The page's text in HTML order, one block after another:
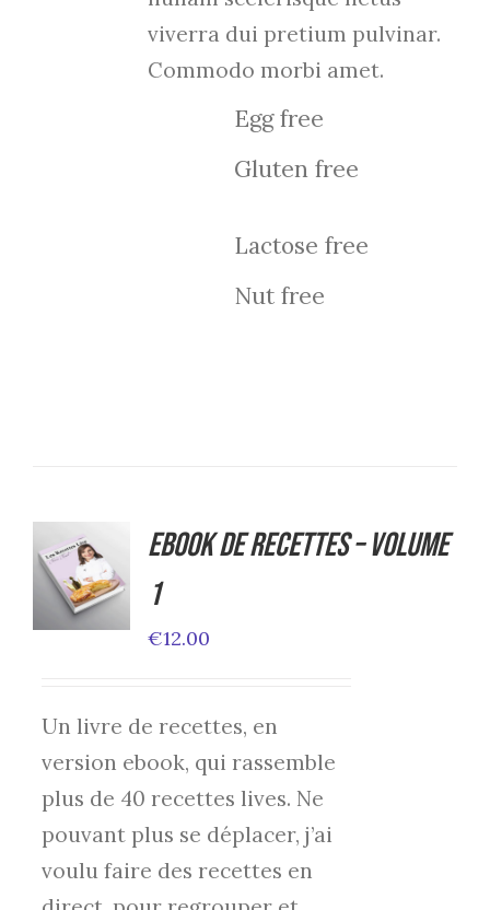
viverra dui pretium pulvinar.
Commodo morbi amet.
Egg free
Gluten free
Lactose free
Nut free
ADD TO
CART
/
DETAILS
Ebook de Recettes – Volume
1
€12.00
Un livre de recettes, en
version ebook, qui rassemble
plus de 40 recettes lives. Ne
pouvant plus se déplacer, j’ai
voulu faire des recettes en